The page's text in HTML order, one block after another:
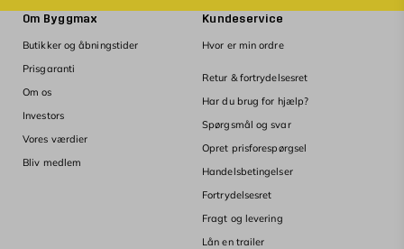
Om Byggmax
Butikker og åbningstider
Prisgaranti
Om os
Investors
Vores værdier
Bliv medlem
Kundeservice
Hvor er min ordre
Retur & fortrydelsesret
Har du brug for hjælp?
Spørgsmål og svar
Opret prisforespørgsel
Handelsbetingelser
Fortrydelsesret
Fragt og levering
Lån en trailer